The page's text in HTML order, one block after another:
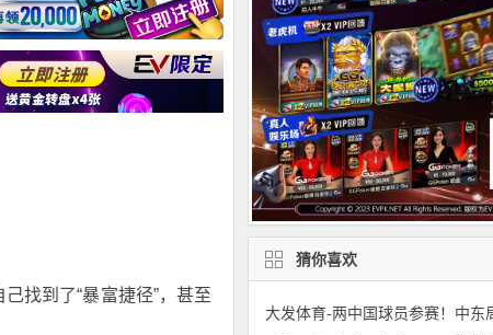
找到了“暴富捷径”，甚至
猜你喜欢